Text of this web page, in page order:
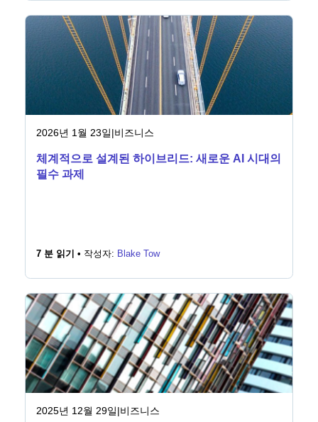
2026년 1월 23일|비즈니스
체계적으로 설계된 하이브리드: 새로운 AI 시대의
필수 과제
7 분 읽기 • 작성자: Blake Tow
2025년 12월 29일|비즈니스